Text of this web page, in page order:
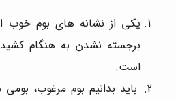
یکی از نشانه های بوم خوب
برجسته نشدن به هنگام
است.
باید بدانیم بوم مرغوب،